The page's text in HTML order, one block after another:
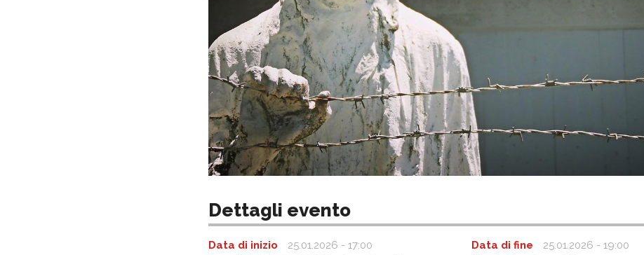
Dettagli evento
Data di inizio 25.01.2026 - 17:00 Data di fine
25.01.2026 - 19:00